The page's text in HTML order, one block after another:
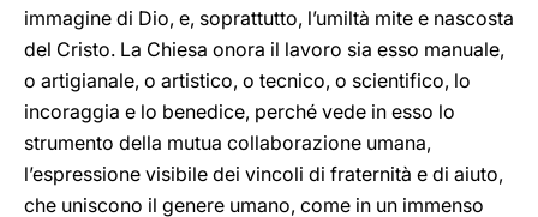
immagine di Dio, e, soprattutto, l’umiltà mite e nascosta
del Cristo. La Chiesa onora il lavoro sia esso manuale,
o artigianale, o artistico, o tecnico, o scientifico, lo
incoraggia e lo benedice, perché vede in esso lo
strumento della mutua collaborazione umana,
l’espressione visibile dei vincoli di fraternità e di aiuto,
che uniscono il genere umano, come in un immenso